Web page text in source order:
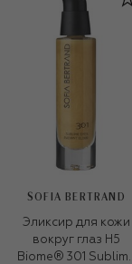
SOFIA BERTRAND
Эликсир для кожи
вокруг глаз H5
Biome® 301 Sublime